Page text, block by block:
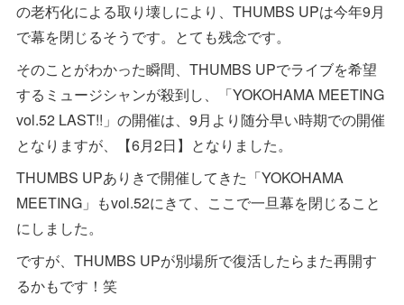
の老朽化による取り壊しにより、THUMBS UPは今年9月
で幕を閉じるそうです。とても残念です。
そのことがわかった瞬間、THUMBS UPでライブを希望
するミュージシャンが殺到し、「YOKOHAMA MEETING
vol.52 LAST!!」の開催は、9月より随分早い時期での開催
となりますが、【6月2日】となりました。
THUMBS UPありきで開催してきた「YOKOHAMA
MEETING」もvol.52にきて、ここで一旦幕を閉じること
にしました。
ですが、THUMBS UPが別場所で復活したらまた再開す
るかもです！笑